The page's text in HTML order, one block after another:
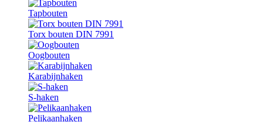
Tapbouten
Torx bouten DIN 7991
Oogbouten
Karabijnhaken
S-haken
Pelikaanhaken